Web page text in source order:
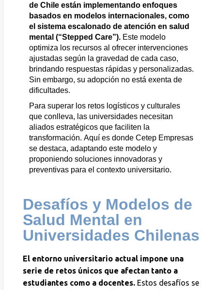
de Chile están implementando enfoques
basados en modelos internacionales, como
el sistema escalonado de atención en salud
mental (“Stepped Care”). Este modelo
optimiza los recursos al ofrecer intervenciones
ajustadas según la gravedad de cada caso,
brindando respuestas rápidas y personalizadas.
Sin embargo, su adopción no está exenta de
dificultades.
Para superar los retos logísticos y culturales
que conlleva, las universidades necesitan
aliados estratégicos que faciliten la
transformación. Aquí es donde Cetep Empresas
se destaca, adaptando este modelo y
proponiendo soluciones innovadoras y
preventivas para el contexto universitario.
Desafíos y Modelos de
Salud Mental en
Universidades Chilenas
El entorno universitario actual impone una
serie de retos únicos que afectan tanto a
estudiantes como a docentes. Estos desafíos se